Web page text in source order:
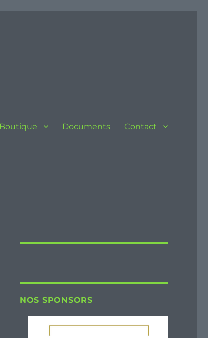
Boutique Documents Contact
NOS SPONSORS